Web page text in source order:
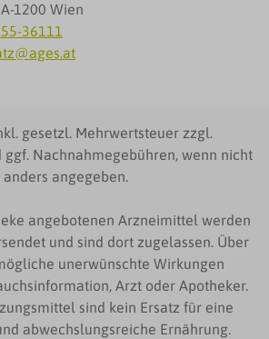
1200 Wien
36111
gesetzl. Mehrwertsteuer zzgl.
ggf. Nachnahmegebühren, wenn nicht
anders angegeben.
angebotenen Arzneimittel werden
und sind dort zugelassen. Über
unerwünschte Wirkungen
Arzt oder Apotheker.
sind kein Ersatz für eine
abwechslungsreiche Ernährung.